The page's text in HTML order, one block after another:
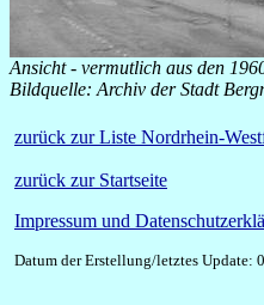
Ansicht - vermutlich aus den
Bildquelle: Archiv der Stadt
zurück zur Liste Nordrhein-
zurück zur Startseite
Impressum und
Datum der Erstellung/letztes Update: